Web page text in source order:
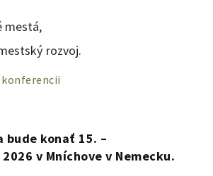
mestá,
rozvoj.
bude konať 15. –
v Mníchove v Nemecku.